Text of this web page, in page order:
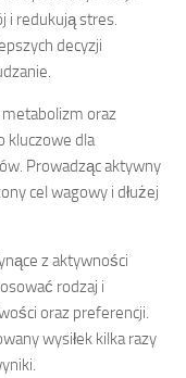
i redukują stres.
decyzji
oraz
kluczowe dla
Prowadząc aktywny
cel wagowy i dłużej
z aktywności
rodzaj i
oraz preferencji.
wysiłek kilka razy